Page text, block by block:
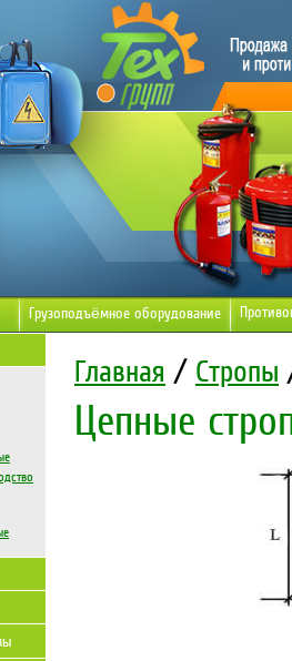
Грузоподъёмное оборудование
Главная / Стропы
Цепные